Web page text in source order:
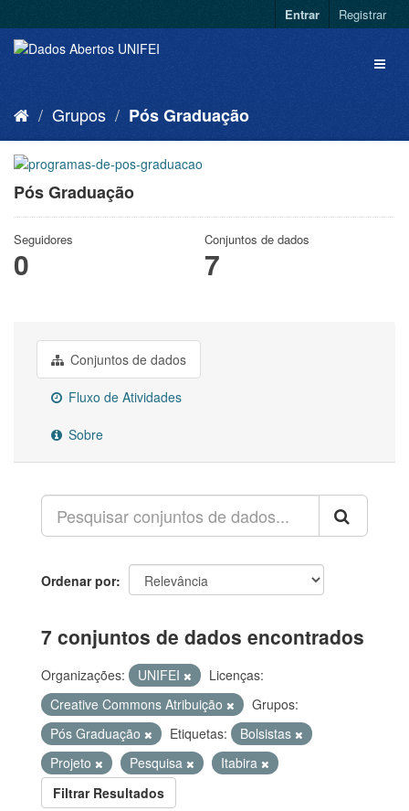
Entrar Registrar
Grupos Pós Graduação
Pós Graduação
Seguidores
0
Conjuntos de dados
7
Conjuntos de dados
Fluxo de Atividades
Sobre
Ordenar por
7 conjuntos de dados encontrados
Organizações: UNIFEI
Licenças:
Creative Commons Atribuição
Grupos:
Pós Graduação
Etiquetas:
Bolsistas
Projeto
Pesquisa
Itabira
Filtrar Resultados